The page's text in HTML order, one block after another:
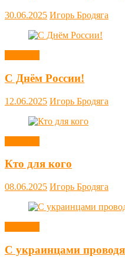
30.06.2025 Игорь Бродяга
С Днём России!
12.06.2025 Игорь Бродяга
Кто для кого
08.06.2025 Игорь Бродяга
С украинцами